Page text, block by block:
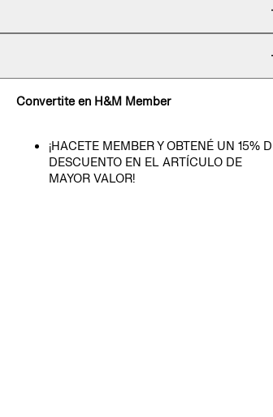
Convertite en H&M Member
¡HACETE MEMBER Y OBTENÉ UN 15%
DESCUENTO EN EL ARTÍCULO DE
MAYOR VALOR!